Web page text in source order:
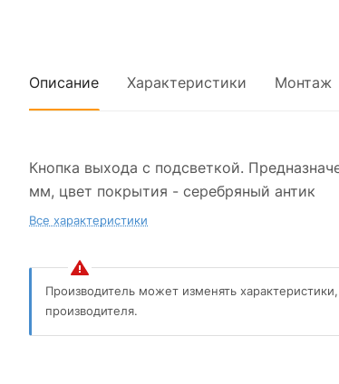
Описание Характеристики Монтаж
Кнопка выхода с подсветкой.
мм, цвет покрытия - серебряный антик
Все характеристики
Производитель может изменять
производителя.